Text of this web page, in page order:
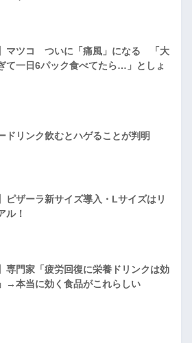
】マツコ ついに「痛風」になる 「大
て一日6パック食べてたら…」としょ
ドリンク飲むとハゲることが判明
ピザーラ新サイズ導入・Lサイズはリ
ル！
専門家「疲労回復に栄養ドリンクは効
→本当に効く食品がこれらしい